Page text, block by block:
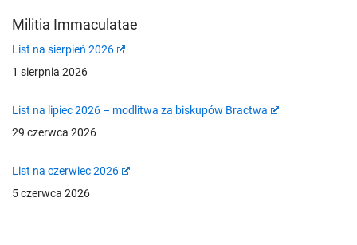
Militia Immaculatae
List na sierpień 2026
1 sierpnia 2026
List na lipiec 2026 – modlitwa za biskupów Bractwa
29 czerwca 2026
List na czerwiec 2026
5 czerwca 2026